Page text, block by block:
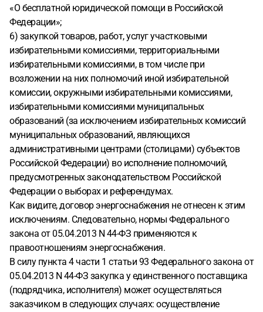
«О бесплатной юридической помощи в Российской
Федерации»;
6) закупкой товаров, работ, услуг участковыми
избирательными комиссиями, территориальными
избирательными комиссиями, в том числе при
возложении на них полномочий иной избирательной
комиссии, окружными избирательными комиссиями,
избирательными комиссиями муниципальных
образований (за исключением избирательных комиссий
муниципальных образований, являющихся
административными центрами (столицами) субъектов
Российской Федерации) во исполнение полномочий,
предусмотренных законодательством Российской
Федерации о выборах и референдумах.
Как видите, договор энергоснабжения не отнесен к этим
исключениям. Следовательно, нормы Федерального
закона от 05.04.2013 N 44-ФЗ применяются к
правоотношениям энергоснабжения.
В силу пункта 4 части 1 статьи 93 Федерального закона от
05.04.2013 N 44-ФЗ закупка у единственного поставщика
(подрядчика, исполнителя) может осуществляться
заказчиком в следующих случаях: осуществление